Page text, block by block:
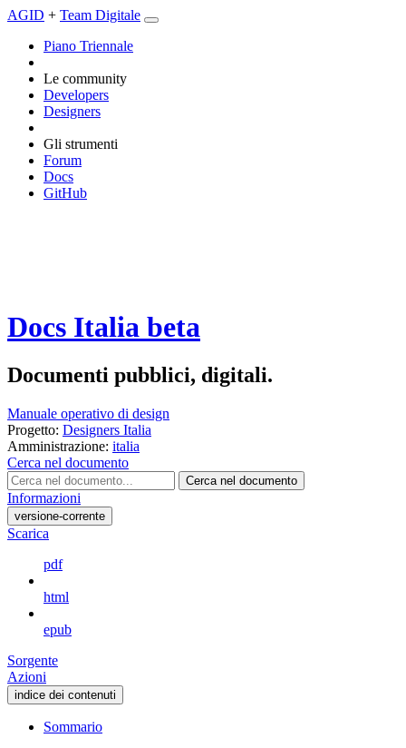
AGID + Team Digitale
Piano Triennale
Le community
Developers
Designers
Gli strumenti
Forum
Docs
GitHub
Docs Italia beta
Documenti pubblici, digitali.
Manuale operativo di design
Progetto: Designers Italia
Amministrazione: italia
Cerca nel documento
Cerca nel documento
Informazioni
versione-corrente
Scarica
pdf
html
epub
Sorgente
Azioni
indice dei contenuti
Sommario